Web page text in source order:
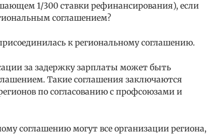
1/300 ставки рефинансирования), если
соглашением?
к региональному соглашению.
за задержку зарплаты может быть
Такие соглашения заключаются
по согласованию с профсоюзами и
соглашению могут все организации региона,